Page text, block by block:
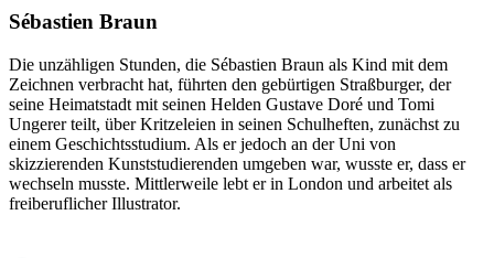
Sébastien Braun
Die unzähligen Stunden, die Sébastien Braun als Kind mit dem
Zeichnen verbracht hat, führten den gebürtigen Straßburger, der
seine Heimatstadt mit seinen Helden Gustave Doré und Tomi
Ungerer teilt, über Kritzeleien in seinen Schulheften, zunächst zu
einem Geschichtsstudium. Als er jedoch an der Uni von
skizzierenden Kunststudierenden umgeben war, wusste er, dass er
wechseln musste. Mittlerweile lebt er in London und arbeitet als
freiberuflicher Illustrator.